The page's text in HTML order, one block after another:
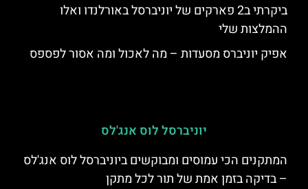
ביקרתי ב2 פארקים של יוניברסל באורלנדו ואלו
ההמלצות שלי
אפיק יוניברס מסעדות – מה לאכול ומה אסור לפספס
יוניברסל לוס אנג'לס
המתקנים הכי עמוסים ומבוקשים ביוניברסל לוס אנג'לס
– בדיקה בזמן אמת של תור לכל מתקן